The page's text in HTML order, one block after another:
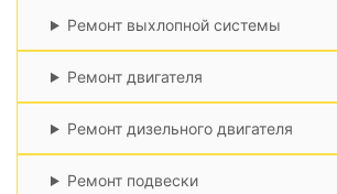
Ремонт выхлопной системы
Ремонт двигателя
Ремонт дизельного двигателя
Ремонт подвески